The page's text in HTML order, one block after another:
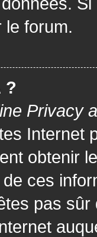
le forum.
?
Privacy
Internet
obtenir
ces
pas